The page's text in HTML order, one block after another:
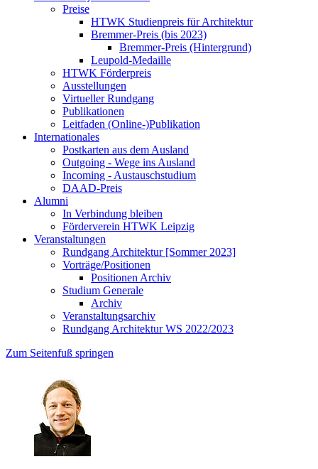
Preise
HTWK Studienpreis für Architektur
Bremmer-Preis (bis 2023)
Bremmer-Preis (Hintergrund)
Leupold-Medaille
HTWK Förderpreis
Ausstellungen
Virtueller Rundgang
Publikationen
Leitfaden (Online-)Publikation
Internationales
Postkarten aus dem Ausland
Outgoing - Wege ins Ausland
Incoming - Austauschstudium
DAAD-Preis
Alumni
In Verbindung bleiben
Förderverein HTWK Leipzig
Veranstaltungen
Rundgang Architektur [Sommer 2023]
Vorträge/Positionen
Positionen Archiv
Studium Generale
Archiv
Veranstaltungsarchiv
Rundgang Architektur WS 2022/2023
Zum Seitenfuß springen